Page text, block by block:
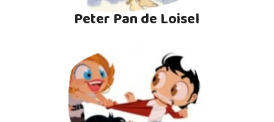
Peter Pan de Loisel